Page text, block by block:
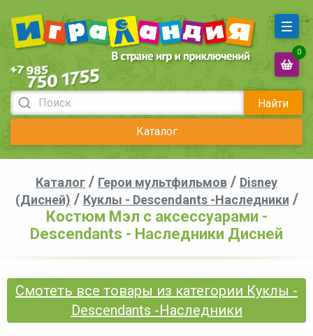
Найти
Каталог
0
Каталог / Герои мультфильмов / Disney
(Дисней) / Куклы - Descendants -Наследники /
Костюм Мэл с аксессуарами -
Descendants - Наследники Дисней
Смотеть все товары из категории Куклы -
Descendants -Наследники